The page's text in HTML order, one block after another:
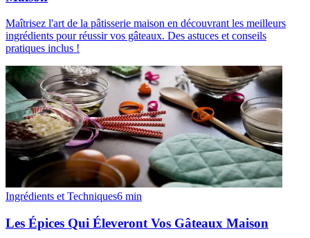
Maîtrisez l'art de la pâtisserie maison en découvrant les meilleurs
ingrédients pour réussir vos gâteaux. Des astuces et conseils
pratiques inclus !
Ingrédients et Techniques6 min
Les Épices Qui Éleveront Vos Gâteaux Maison